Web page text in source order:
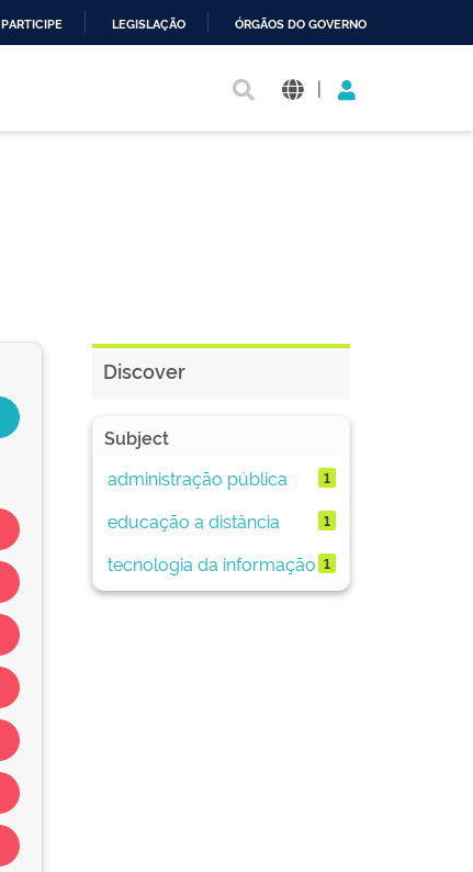
PARTICIPE LEGISLAÇÃO ÓRGÃOS DO GOVERNO
|
Discover
Subject
administração pública
1
educação a distância 1
tecnologia da informação 1